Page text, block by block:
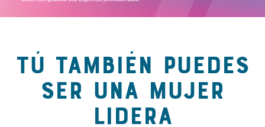
TÚ TAMBIÉN PUEDES
SER UNA MUJER
LIDERA